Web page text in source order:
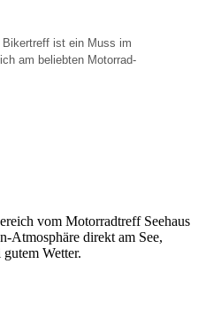
ist ein Muss im
am beliebten Motorrad-